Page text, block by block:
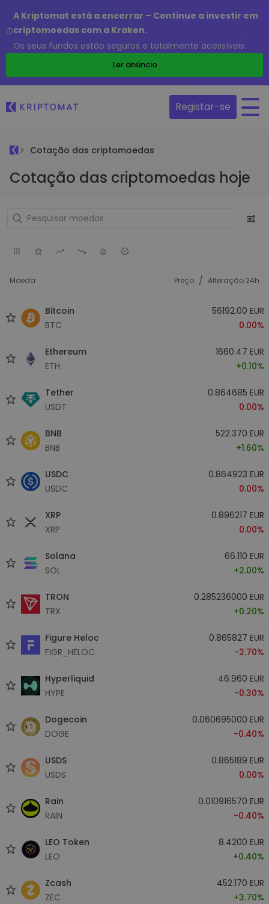
A Kriptomat está a encerrar – Continue a investir em
criptomoedas com a Kraken.
Os seus fundos estão seguros e totalmente acessíveis.
Ler anúncio
Registar-se
Cotação das criptomoedas
Cotação das criptomoedas hoje
Moeda Preço / Alteração 24h
Bitcoin
BTC
56192.00 EUR
0.00%
Ethereum
ETH
1660.47 EUR
+0.10%
Tether
USDT
0.864685 EUR
0.00%
BNB
BNB
522.370 EUR
+1.60%
USDC
USDC
0.864923 EUR
0.00%
XRP
XRP
0.896217 EUR
0.00%
Solana
SOL
66.110 EUR
+2.00%
TRON
TRX
0.285236000 EUR
+0.20%
Figure Heloc
FIGR_HELOC
0.865827 EUR
-2.70%
Hyperliquid
HYPE
46.960 EUR
-0.30%
Dogecoin
DOGE
0.060695000 EUR
-0.40%
USDS
USDS
0.865189 EUR
0.00%
Rain
RAIN
0.010916570 EUR
-0.40%
LEO Token
LEO
8.4200 EUR
+0.40%
Zcash
ZEC
452.170 EUR
+3.70%